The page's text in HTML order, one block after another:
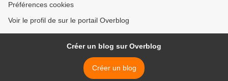
Préférences cookies
Voir le profil de sur le portail Overblog
Créer un blog sur Overblog
Créer un blog